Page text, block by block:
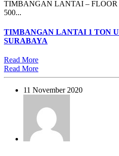
TIMBANGAN LANTAI – FLOOR
500...
TIMBANGAN LANTAI 1 TON
SURABAYA
Read More
Read More
11 November 2020